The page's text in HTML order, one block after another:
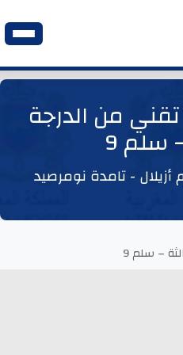
من الدرجة
سلم 9
أزيلال - تامدة نومرصيد
– سلم 9